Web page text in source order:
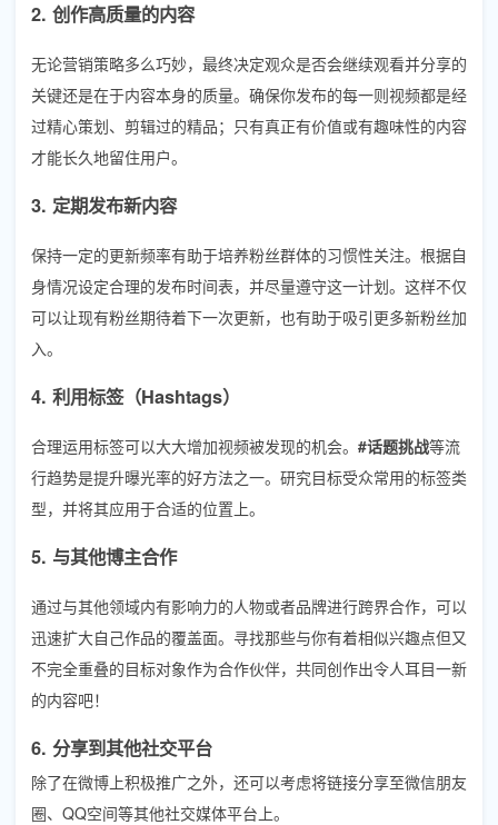
2. 创作高质量的内容
无论营销策略多么巧妙，最终决定观众是否会继续观看并分享的
关键还是在于内容本身的质量。确保你发布的每一则视频都是经
过精心策划、剪辑过的精品；只有真正有价值或有趣味性的内容
才能长久地留住用户。
3. 定期发布新内容
保持一定的更新频率有助于培养粉丝群体的习惯性关注。根据自
身情况设定合理的发布时间表，并尽量遵守这一计划。这样不仅
可以让现有粉丝期待着下一次更新，也有助于吸引更多新粉丝加
入。
4. 利用标签（Hashtags）
合理运用标签可以大大增加视频被发现的机会。 #话题挑战等流
行趋势是提升曝光率的好方法之一。研究目标受众常用的标签类
型，并将其应用于合适的位置上。
5. 与其他博主合作
通过与其他领域内有影响力的人物或者品牌进行跨界合作，可以
迅速扩大自己作品的覆盖面。寻找那些与你有着相似兴趣点但又
不完全重叠的目标对象作为合作伙伴，共同创作出令人耳目一新
的内容吧！
6. 分享到其他社交平台
除了在微博上积极推广之外，还可以考虑将链接分享至微信朋友
圈、QQ空间等其他社交媒体平台上。